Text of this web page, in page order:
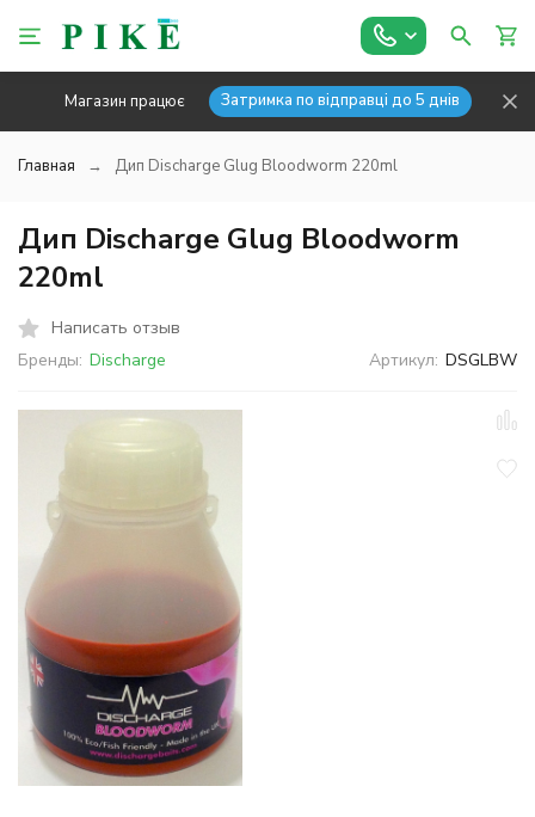
Магазин працює Затримка по відправці до 5 днів
Главная Дип Discharge Glug Bloodworm 220ml
Дип Discharge Glug Bloodworm
220ml
Написать отзыв
Бренды: Discharge Артикул: DSGLBW